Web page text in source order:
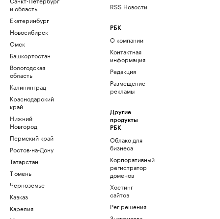
и область
Екатеринбург
Новосибирск
Омск
Башкортостан
Вологодская
область
Калининград
Краснодарский
край
Нижний
Новгород
Пермский край
Ростов-на-Дону
Татарстан
Тюмень
Черноземье
Кавказ
Карелия
RSS Новости
РБК
О компании
Контактная
информация
Редакция
Размещение
рекламы
Другие
продукты
РБК
Облако для
бизнеса
Корпоративный
регистратор
доменов
Хостинг
сайтов
Рег.решения